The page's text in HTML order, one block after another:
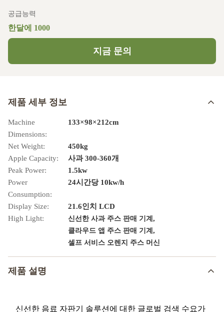
공급능력
한달에 1000
지금 문의
제품 세부 정보
Machine
Dimensions:
133×98×212cm
Net Weight:
450kg
Apple Capacity:
사과 300-360개
Peak Power:
1.5kw
Power
Consumption:
24시간당 10kw/h
Display Size:
21.6인치 LCD
High Light:
신선한 사과 주스 판매 기계 ,
클라우드 앱 주스 판매 기계 ,
셀프 서비스 오렌지 주스 머신
제품 설명
신선한 음료 자판기 솔루션에 대한 글로벌 검색 수요가